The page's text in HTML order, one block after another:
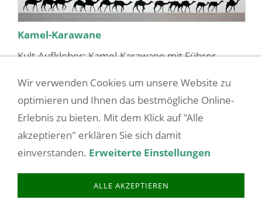
Kamel-Karawane
Kult-Aufkleber: Kamel-Karawane mit Führer
auf den Türen.
19,50 EUR (incl. 19% USt. zzgl.Versandkosten
AGB/VERTRAGSINFOS
BARRIEREFREIHEIT
BATTERIEENTSORGUNG
BESTELLVORGANG
Wir verwenden Cookies um unsere Website zu
optimieren und Ihnen das bestmögliche Online-
Erlebnis zu bieten. Mit dem Klick auf "Alle
akzeptieren" erklären Sie sich damit
einverstanden. Erweiterte Einstellungen
ALLE AKZEPTIEREN